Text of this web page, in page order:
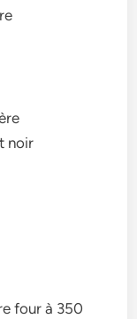
noir
four à 350